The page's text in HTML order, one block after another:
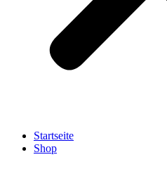
Startseite
Shop